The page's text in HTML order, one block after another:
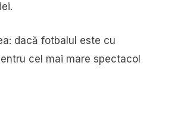
dacă fotbalul este cu
cel mai mare spectacol